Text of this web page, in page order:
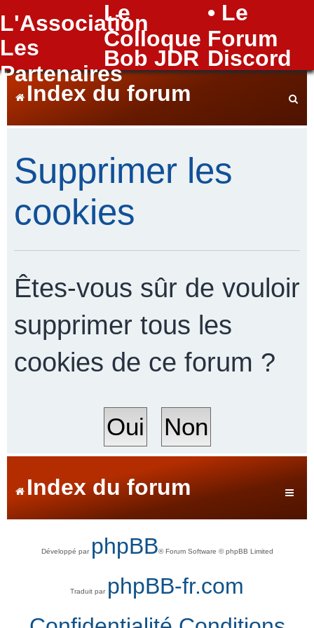
L'Association
Le
Colloque
• Le
Forum
Les
Partenaires
Bob JDR Discord
FAQ
Index du forum
h
h
e
Supprimer les
cookies
Êtes-vous sûr de vouloir
supprimer tous les
cookies de ce forum ?
Index du forum
Développé par phpBB® Forum Software © phpBB Limited
Traduit par phpBB-fr.com